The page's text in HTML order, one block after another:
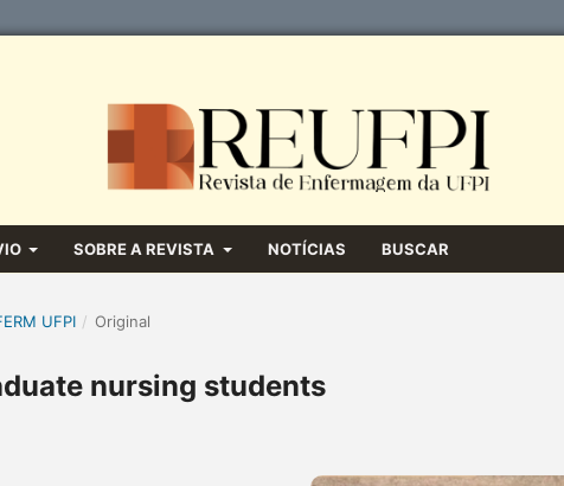
SOBRE A REVISTA NOTÍCIAS BUSCAR
UFPI / Original
nursing students